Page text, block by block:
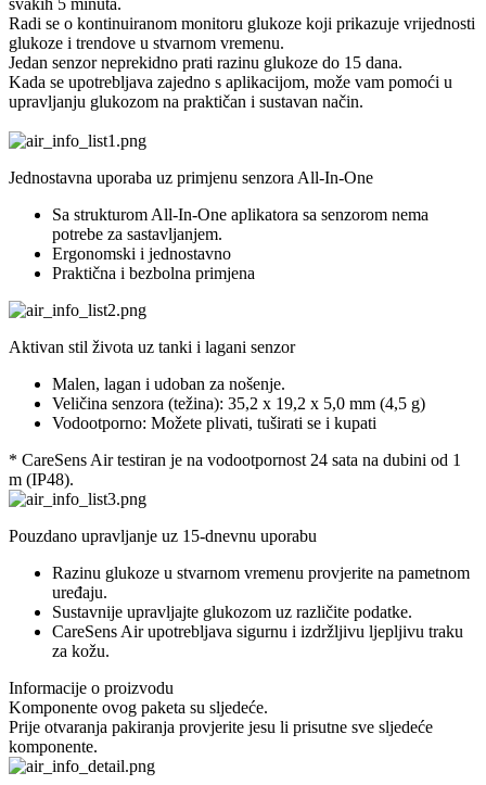
svakih 5 minuta.
Radi se o kontinuiranom monitoru glukoze koji prikazuje vrijednosti
glukoze i trendove u stvarnom vremenu.
Jedan senzor neprekidno prati razinu glukoze do 15 dana.
Kada se upotrebljava zajedno s aplikacijom, može vam pomoći u
upravljanju glukozom na praktičan i sustavan način.
Jednostavna uporaba uz primjenu senzora All-In-One
Sa strukturom All-In-One aplikatora sa senzorom nema
potrebe za sastavljanjem.
Ergonomski i jednostavno
Praktična i bezbolna primjena
Aktivan stil života uz tanki i lagani senzor
Malen, lagan i udoban za nošenje.
Veličina senzora (težina): 35,2 x 19,2 x 5,0 mm (4,5 g)
Vodootporno: Možete plivati, tuširati se i kupati
* CareSens Air testiran je na vodootpornost 24 sata na dubini od 1
m (IP48).
Pouzdano upravljanje uz 15-dnevnu uporabu
Razinu glukoze u stvarnom vremenu provjerite na pametnom
uređaju.
Sustavnije upravljajte glukozom uz različite podatke.
CareSens Air upotrebljava sigurnu i izdržljivu ljepljivu traku
za kožu.
Informacije o proizvodu
Komponente ovog paketa su sljedeće.
Prije otvaranja pakiranja provjerite jesu li prisutne sve sljedeće
komponente.